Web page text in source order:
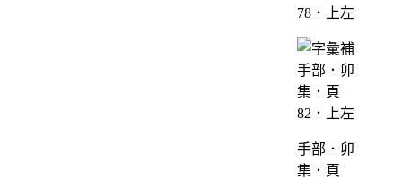
78．上左
手部．卯
集．頁